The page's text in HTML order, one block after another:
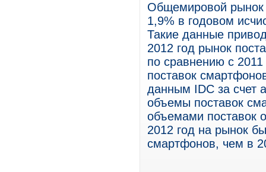
Общемировой рынок
1,9% в годовом
Такие данные
2012 год рынок
по сравнению с
поставок
данным IDC за счет
объемы поставок
объемами поставок
2012 год на рынок
смартфонов, чем в